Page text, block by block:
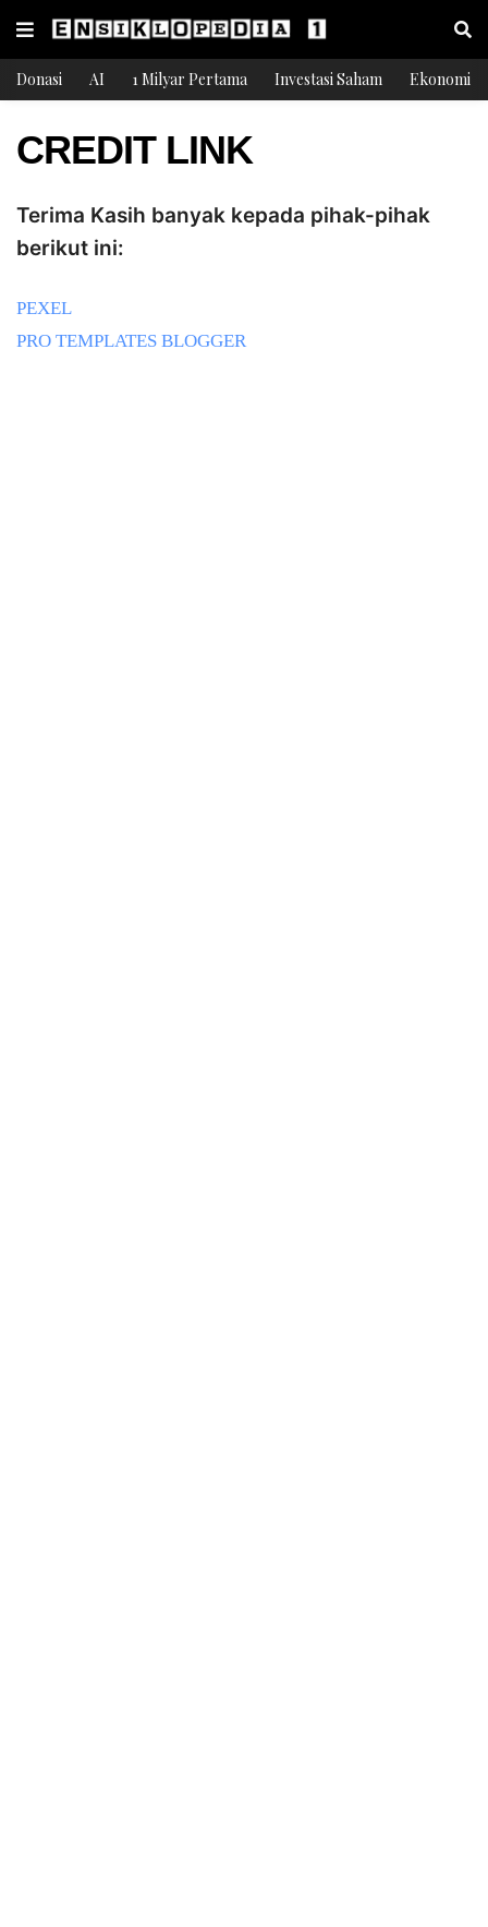
Donasi AI 1 Milyar Pertama Investasi Saham Ekonomi
CREDIT LINK
Terima Kasih banyak kepada pihak-pihak
berikut ini:
PEXEL
PRO TEMPLATES BLOGGER